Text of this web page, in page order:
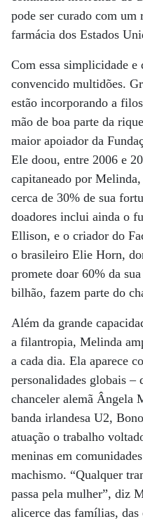
pode ser curado com um
farmácia dos Estados
Com essa simplicidade
convencido multidões.
estão incorporando a
mão de boa parte da
maior apoiador da
Ele doou, entre 2006 e
capitaneado por
cerca de 30% de sua
doadores inclui ainda o
Ellison, e o criador do
o brasileiro Elie Horn,
promete doar 60% da
bilhão, fazem parte do
Além da grande
a filantropia, Melinda
a cada dia. Ela aparece
personalidades globais –
chanceler alemã Ângela
banda irlandesa U2,
atuação o trabalho
meninas em
machismo. “Qualquer
passa pela mulher”, diz
alicerce das famílias, das